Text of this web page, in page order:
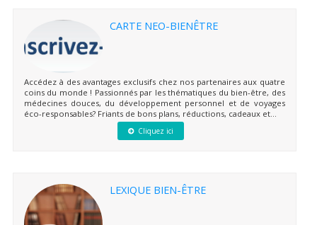
CARTE NEO-BIENÊTRE
Accédez à des avantages exclusifs chez nos partenaires aux quatre
coins du monde ! Passionnés par les thématiques du bien-être, des
médecines douces, du développement personnel et de voyages
éco-responsables? Friants de bons plans, réductions, cadeaux et...
Cliquez ici
LEXIQUE BIEN-ÊTRE